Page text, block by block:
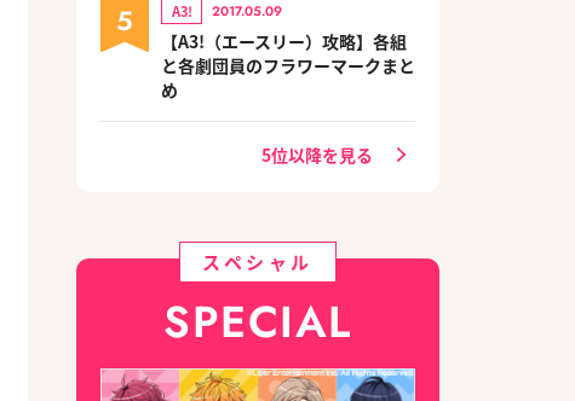
5 A3! 2017.05.09
【A3!（エースリー）攻略】各組
と各劇団員のフラワーマークまと
め
5位以降を見る
スペシャル
SPECIAL